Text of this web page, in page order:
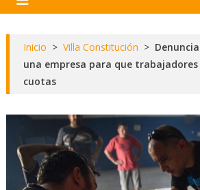
Inicio > Villa Constitución >
una empresa para que
cuotas